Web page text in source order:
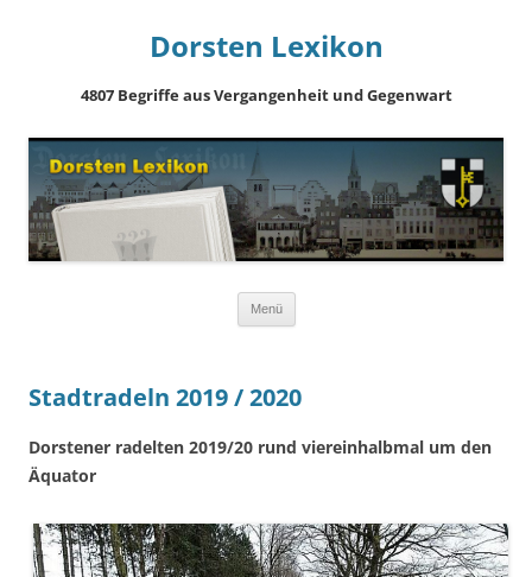
Dorsten Lexikon
4807 Begriffe aus Vergangenheit und Gegenwart
Menü
Stadtradeln 2019 / 2020
Dorstener radelten 2019/20 rund viereinhalbmal um den
Äquator